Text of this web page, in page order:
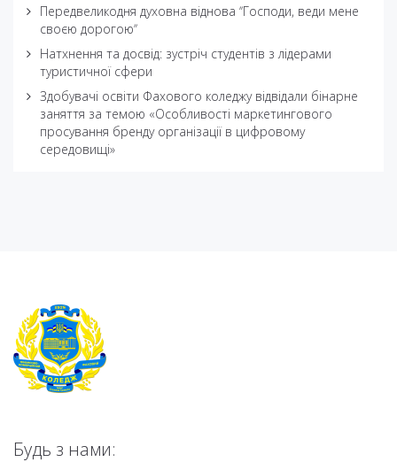
Передвеликодня духовна віднова ʼʼГосподи, веди мене
своєю дорогоюʼʼ
Натхнення та досвід: зустріч студентів з лідерами
туристичної сфери
Здобувачі освіти Фахового коледжу відвідали бінарне
заняття за темою «Особливості маркетингового
просування бренду організації в цифровому
середовищі»
Будь з нами: